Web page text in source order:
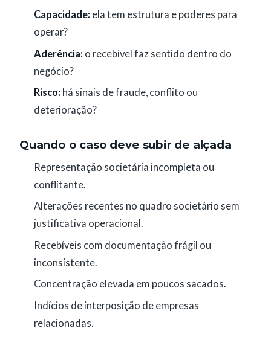
Capacidade: ela tem estrutura e poderes para
operar?
Aderência: o recebível faz sentido dentro do
negócio?
Risco: há sinais de fraude, conflito ou
deterioração?
Quando o caso deve subir de alçada
Representação societária incompleta ou
conflitante.
Alterações recentes no quadro societário sem
justificativa operacional.
Recebíveis com documentação frágil ou
inconsistente.
Concentração elevada em poucos sacados.
Indícios de interposição de empresas
relacionadas.